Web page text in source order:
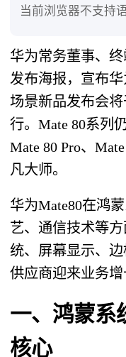
当前浏览器不支持
华为常务董事、
发布海报，宣布
场景新品发布会将
行。Mate 80系列
Mate 80 Pro、
凡大师。
华为Mate80在鸿
艺、通信技术等
统、屏幕显示、
供应商迎来业务增
一、鸿蒙系
核心